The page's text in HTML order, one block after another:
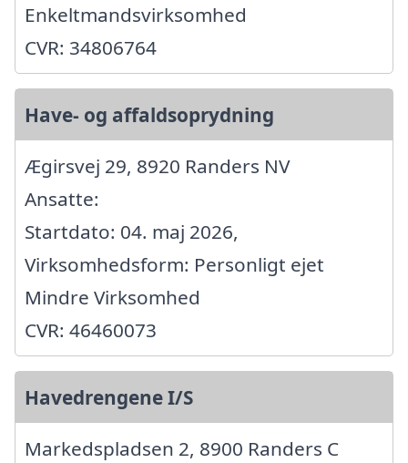
Enkeltmandsvirksomhed
CVR: 34806764
Have- og affaldsoprydning
Ægirsvej 29, 8920 Randers NV
Ansatte:
Startdato: 04. maj 2026,
Virksomhedsform: Personligt ejet
Mindre Virksomhed
CVR: 46460073
Havedrengene I/S
Markedspladsen 2, 8900 Randers C